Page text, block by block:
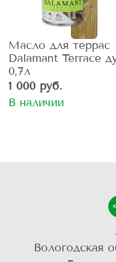
Масло для террас
Dalamant Terrace
0,7л
1 000 руб.
В наличии
Вологодская